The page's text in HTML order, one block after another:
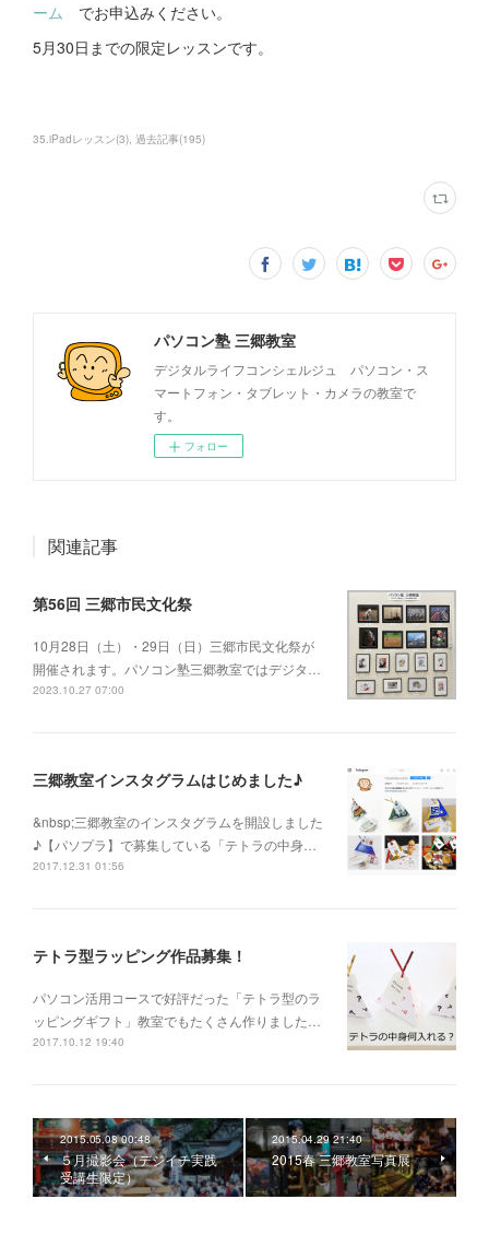
ーム でお申込みください。
5月30日までの限定レッスンです。
35.iPadレッスン(3) 過去記事(195)
パソコン塾 三郷教室
デジタルライフコンシェルジュ パソコン・ス
マートフォン・タブレット・カメラの教室で
す。
フォロー
関連記事
第56回 三郷市民文化祭
10月28日（土）・29日（日）三郷市民文化祭が
開催されます。パソコン塾三郷教室ではデジタ…
2023.10.27 07:00
三郷教室インスタグラムはじめました♪
&nbsp;三郷教室のインスタグラムを開設しました
♪【パソプラ】で募集している「テトラの中身…
2017.12.31 01:56
テトラ型ラッピング作品募集！
パソコン活用コースで好評だった「テトラ型のラ
ッピングギフト」教室でもたくさん作りました…
2017.10.12 19:40
2015.05.08 00:48
５月撮影会（デジイチ実践
受講生限定）
2015.04.29 21:40
2015春 三郷教室写真展